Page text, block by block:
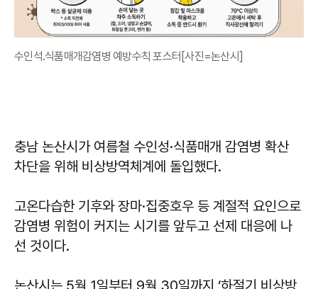
수인석.식품매개감염병 예방수칙 포스터[사진=논산시]
충남 논산시가 여름철 수인성·식품매개 감염병 확산
차단을 위해 비상방역체계에 돌입했다.
고온다습한 기후와 장마·집중호우 등 계절적 요인으로
감염병 위험이 커지는 시기를 앞두고 선제 대응에 나
선 것이다.
논산시는 5월 1일부터 9월 30일까지 ‘하절기 비상방